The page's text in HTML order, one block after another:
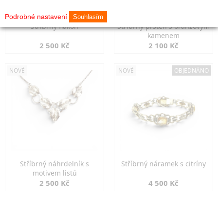
Stříbrný flakon
2 500 Kč
Stříbrný prsten s oranžovým
kamenem
2 100 Kč
NOVÉ
Stříbrný náhrdelník s
motivem listů
2 500 Kč
NOVÉ OBJEDNÁNO
Stříbrný náramek s citríny
4 500 Kč
Podrobné nastavení Souhlasím